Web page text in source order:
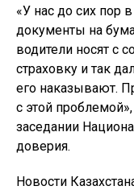
«У нас до сих пор
документы на
водители носят с
страховку и так
его наказывают.
с этой
заседании
доверия.
Новости